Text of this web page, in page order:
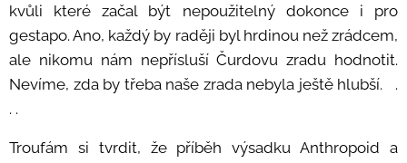
kvůli které začal být nepoužitelný dokonce i pro
gestapo. Ano, každý by raději byl hrdinou než zrádcem,
ale nikomu nám nepřísluší Čurdovu zradu hodnotit.
Nevíme, zda by třeba naše zrada nebyla ještě hlubší. .
. .
Troufám si tvrdit, že příběh výsadku Anthropoid a